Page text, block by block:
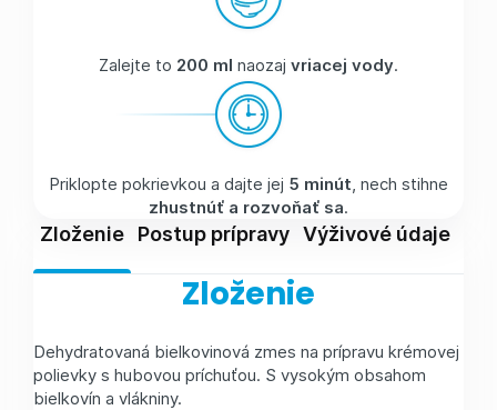
Zalejte to 200 ml naozaj vriacej vody.
Priklopte pokrievkou a dajte jej 5 minút , nech stihne
zhustnúť a rozvoňať sa.
Zloženie Postup prípravy Výživové údaje
Zloženie
Dehydratovaná bielkovinová zmes na prípravu krémovej
polievky s hubovou príchuťou. S vysokým obsahom
bielkovín a vlákniny.